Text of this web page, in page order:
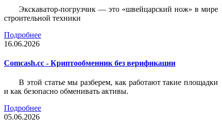
Экскаватор-погрузчик — это «швейцарский нож» в мире
строительной техники
Подробнее
16.06.2026
Comcash.cc - Криптообменник без верификации
В этой статье мы разберем, как работают такие площадки
и как безопасно обменивать активы.
Подробнее
05.06.2026